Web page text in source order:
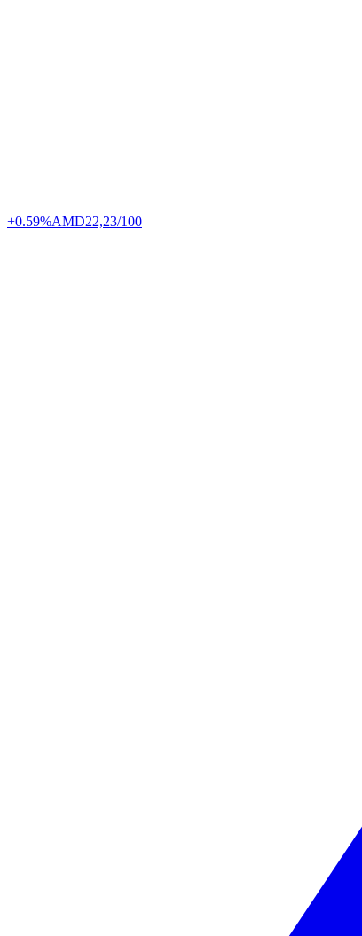
+0.59%AMD22,23/100